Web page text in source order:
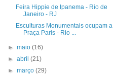
Feira Hippie de Ipanema - Rio de
Janeiro - RJ
Esculturas Monumentais ocupam a
Praça Paris - Rio ...
►maio(16)
►abril(21)
►março(29)